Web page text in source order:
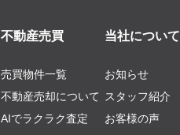
不動産売買
売買物件一覧
不動産売却について
AIでラクラク査定
当社について
お知らせ
スタッフ紹介
お客様の声